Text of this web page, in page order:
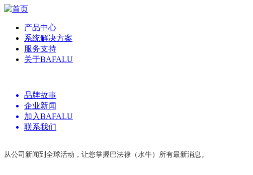
产品中心
系统解决方案
服务支持
关于BAFALU
品牌故事
企业新闻
加入BAFALU
联系我们
从公司新闻到全球活动，让您掌握巴法禄（水牛）所有最新消息。